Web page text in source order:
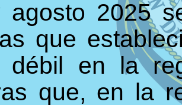
agosto 2025
que
débil en la
que, en la